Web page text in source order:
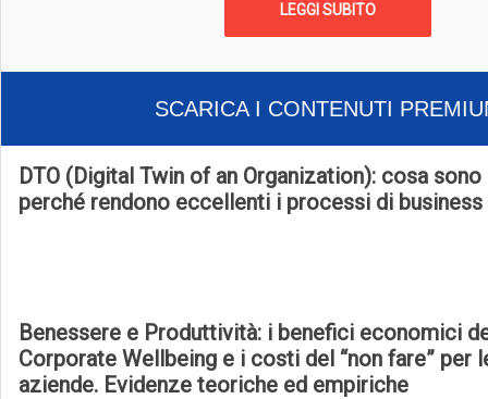
LEGGI SUBITO
SCARICA I CONTENUTI
DTO (Digital Twin of an Organization): cosa sono
perché rendono eccellenti i processi di business
Benessere e Produttività: i benefici economici
Corporate Wellbeing e i costi del “non fare” per
aziende. Evidenze teoriche ed empiriche